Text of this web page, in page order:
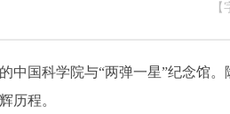
【
国科学院与“两弹一星”纪念馆
历程。